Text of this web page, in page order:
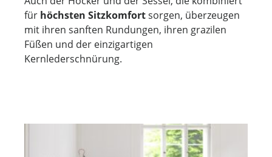
für höchsten Sitzkomfortsorgen, überzeugen
mit ihren sanften Rundungen, ihren grazilen
Füßen und der einzigartigen
Kernlederschnürung.